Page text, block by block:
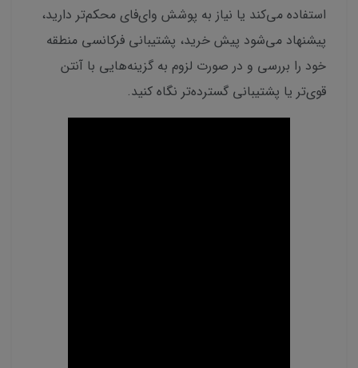
استفاده می‌کند یا نیاز به پوشش وای‌فای محکم‌تر دارید،
پیشنهاد می‌شود پیش خرید، پشتیبانی فرکانسی منطقه
خود را بررسی و در صورت لزوم به گزینه‌هایی با آنتن
قوی‌تر یا پشتیبانی گسترده‌تر نگاه کنید.